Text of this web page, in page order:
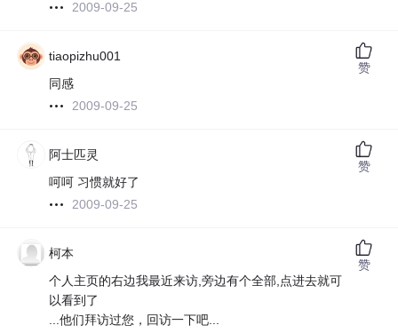
2009-09-25
tiaopizhu001
同感
2009-09-25
赞
阿士匹灵
呵呵 习惯就好了
2009-09-25
赞
柯本
个人主页的右边我最近来访,旁边有个全部,点进去就可
以看到了
...他们拜访过您，回访一下吧...
赞